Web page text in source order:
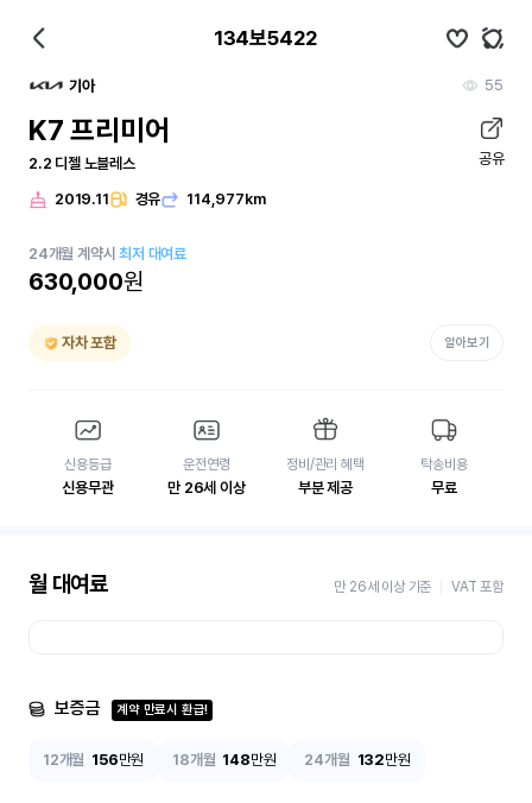
134보5422
기아 55
K7 프리미어
2.2 디젤 노블레스 공유
2019.11 경유 114,977km
24개월 계약시최저 대여료
630,000원
자차 포함 알아보기
신용등급
신용무관
운전연령
만 26세 이상
정비/관리 혜택
부분 제공
탁송비용
무료
월 대여료 만 26세 이상 기준 VAT 포함
보증금 계약 만료시 환급!
12개월 156만원 18개월 148만원 24개월 132만원